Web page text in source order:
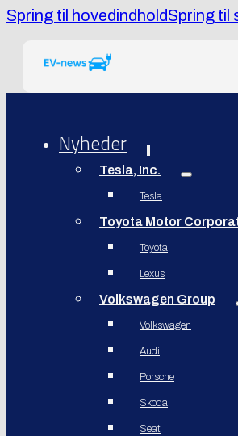
Spring til hovedindholdSpring til
Nyheder
Tesla, Inc.
Tesla
Toyota Motor
Toyota
Lexus
Volkswagen Group
Volkswagen
Audi
Porsche
Skoda
Seat